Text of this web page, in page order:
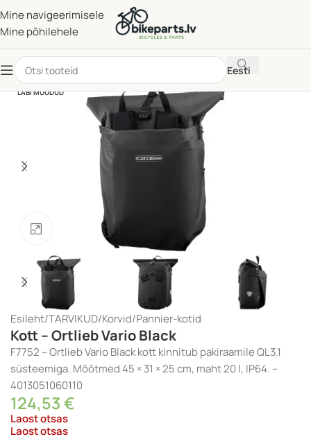
Mine navigeerimisele
Mine põhilehele
Eesti
LÄBI MÜÜDUD
Klõpsake suurendamiseks
Esileht/TARVIKUD/Korvid/Pannier-kotid
Kott – Ortlieb Vario Black
F7752 – Ortlieb Vario Black kott kinnitub pakiraamile QL3.1
süsteemiga. Mõõtmed 45 × 31 × 25 cm, maht 20 l, IP64. –
4013051060110
124,53€
Laost otsas
Laost otsas